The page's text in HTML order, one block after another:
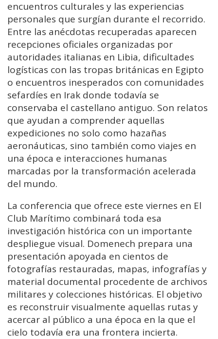
encuentros culturales y las experiencias
personales que surgían durante el recorrido.
Entre las anécdotas recuperadas aparecen
recepciones oficiales organizadas por
autoridades italianas en Libia, dificultades
logísticas con las tropas británicas en Egipto
o encuentros inesperados con comunidades
sefardíes en Irak donde todavía se
conservaba el castellano antiguo. Son relatos
que ayudan a comprender aquellas
expediciones no solo como hazañas
aeronáuticas, sino también como viajes en
una época e interacciones humanas
marcadas por la transformación acelerada
del mundo.
La conferencia que ofrece este viernes en El
Club Marítimo combinará toda esa
investigación histórica con un importante
despliegue visual. Domenech prepara una
presentación apoyada en cientos de
fotografías restauradas, mapas, infografías y
material documental procedente de archivos
militares y colecciones históricas. El objetivo
es reconstruir visualmente aquellas rutas y
acercar al público a una época en la que el
cielo todavía era una frontera incierta.